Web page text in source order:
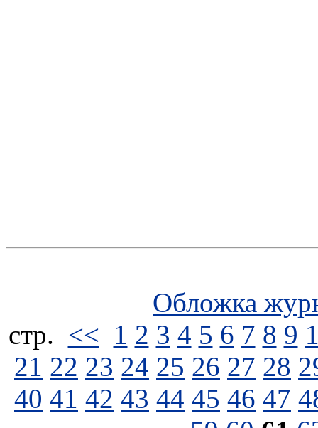
Обложка
стp. << 1 2 3 4 5 6 7 8 9
21 22 23 24 25 26 27 28
40 41 42 43 44 45 46 47